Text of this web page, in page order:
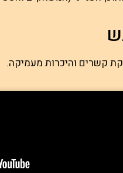
קשרים והיכרות מעמיקה.